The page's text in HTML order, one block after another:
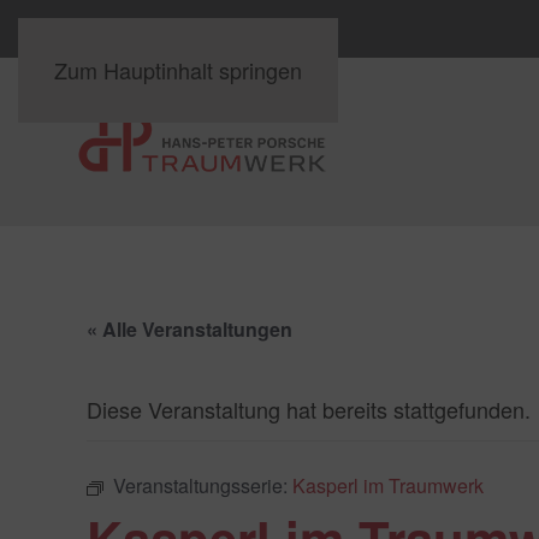
Zum Hauptinhalt springen
« Alle Veranstaltungen
Diese Veranstaltung hat bereits stattgefunden.
Veranstaltungsserie: Kasperl im Traumwerk